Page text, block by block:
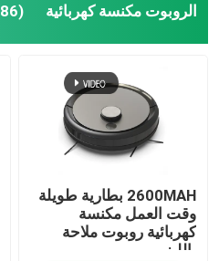
الروبوت مكنسة كهربائية (86)
2600MAH بطارية طويلة
وقت العمل مكنسة
كهربائية روبوت ملاحة
بالليزر